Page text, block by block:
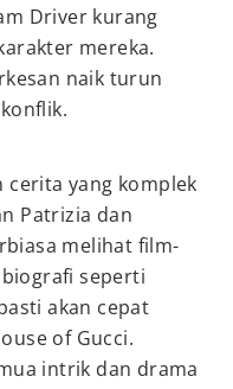
Driver kurang
mereka.
naik turun
yang komplek
Patrizia dan
melihat film-
seperti
akan cepat
of Gucci.
intrik dan drama